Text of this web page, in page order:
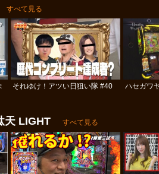
すべて見る
それゆけ！アツい日狙い隊 #40 ハセガワ
天 LIGHT すべて見る